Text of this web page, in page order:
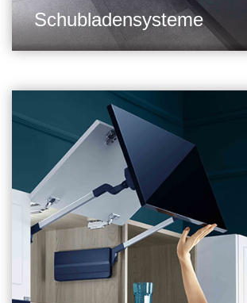
Schubladensysteme